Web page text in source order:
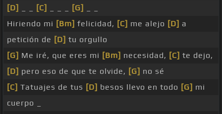
[D]
[C] [G]
Hiriendo mi [Bm] felicidad, [C] me alejo [D] a
petición de [D] tu orgullo
[G] Me iré, que eres mi [Bm] necesidad, [C] te dejo,
[D] pero eso de que te olvide, [G] no sé
[C] Tatuajes de tus [D] besos llevo en todo [G] mi
cuerpo _